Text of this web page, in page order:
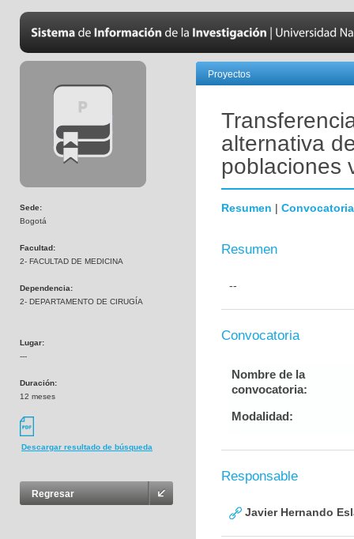
Sede:
Bogotá
Facultad:
2- FACULTAD DE MEDICINA
Dependencia:
2- DEPARTAMENTO DE CIRUGÍA
Lugar:
---
Duración:
12 meses
Descargar resultado de búsqueda
Regresar
Proyectos
alternativa
poblaciones
Resumen | Convocatoria
Resumen
--
Convocatoria
Nombre de la
convocatoria:
Modalidad:
Responsable
Javier Hernando